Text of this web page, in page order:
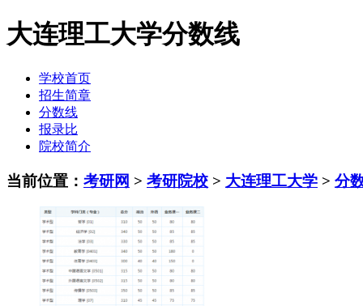
大连理工大学分数线
学校首页
招生简章
分数线
报录比
院校简介
当前位置： 考研网 > 考研院校 > 大连理工大学 > 分